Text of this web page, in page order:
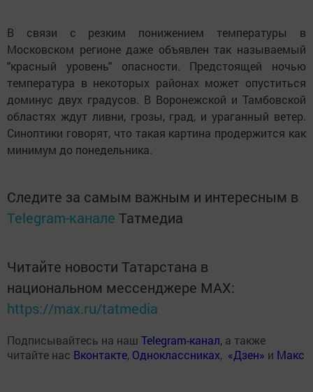
В связи с резким понижением температуры в
Московском регионе даже объявлен так называемый
"красный уровень" опасности. Предстоящей ночью
температура в некоторых районах может опуститься
доминус двух градусов. В Воронежской и Тамбовской
областях ждут ливни, грозы, град, и ураганный ветер.
Синоптики говорят, что такая картина продержится как
минимум до понедельника.
Следите за самым важным и интересным в
Telegram-канале Татмедиа
Читайте новости Татарстана в
национальном мессенджере MАХ:
https://max.ru/tatmedia
Подписывайтесь на наш Telegram-канал, а также
читайте нас Вконтакте, Одноклассниках, «Дзен» и Макс